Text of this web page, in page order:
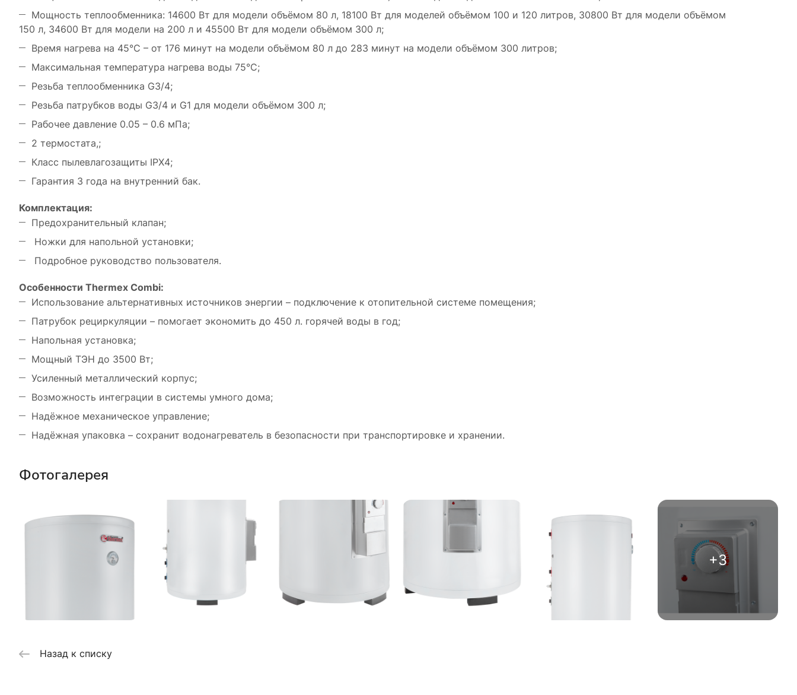
Мощность теплообменника: 14600 Вт для модели объёмом 80 л, 18100 Вт для моделей объёмом 100 и 120 литров, 30800 Вт для модели объёмом
150 л, 34600 Вт для модели на 200 л и 45500 Вт для модели объёмом 300 л;
Время нагрева на 45°С – от 176 минут на модели объёмом 80 л до 283 минут на модели объёмом 300 литров;
Максимальная температура нагрева воды 75°С;
Резьба теплообменника G3/4;
Резьба патрубков воды G3/4 и G1 для модели объёмом 300 л;
Рабочее давление 0.05 – 0.6 мПа;
2 термостата,;
Класс пылевлагозащиты IPX4;
Гарантия 3 года на внутренний бак.
Комплектация:
Предохранительный клапан;
Ножки для напольной установки;
Подробное руководство пользователя.
Особенности Thermex Combi:
Использование альтернативных источников энергии – подключение к отопительной системе помещения;
Патрубок рециркуляции – помогает экономить до 450 л. горячей воды в год;
Напольная установка;
Мощный ТЭН до 3500 Вт;
Усиленный металлический корпус;
Возможность интеграции в системы умного дома;
Надёжное механическое управление;
Надёжная упаковка – сохранит водонагреватель в безопасности при транспортировке и хранении.
Фотогалерея
Назад к списку